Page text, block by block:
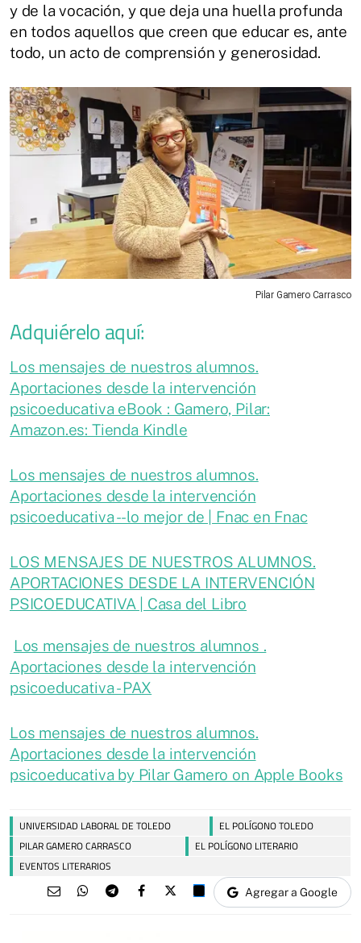
y de la vocación, y que deja una huella profunda
en todos aquellos que creen que educar es, ante
todo, un acto de comprensión y generosidad.
Pilar Gamero Carrasco
Adquiérelo aquí:
Los mensajes de nuestros alumnos.
Aportaciones desde la intervención
psicoeducativa eBook : Gamero, Pilar:
Amazon.es: Tienda Kindle
Los mensajes de nuestros alumnos.
Aportaciones desde la intervención
psicoeducativa - -lo mejor de | Fnac en Fnac
LOS MENSAJES DE NUESTROS ALUMNOS.
APORTACIONES DESDE LA INTERVENCIÓN
PSICOEDUCATIVA | Casa del Libro
Los mensajes de nuestros alumnos .
Aportaciones desde la intervención
psicoeducativa - PAX
Los mensajes de nuestros alumnos.
Aportaciones desde la intervención
psicoeducativa by Pilar Gamero on Apple Books
UNIVERSIDAD LABORAL DE TOLEDO
EL POLÍGONO TOLEDO
PILAR GAMERO CARRASCO
EL POLÍGONO LITERARIO
EVENTOS LITERARIOS
Agregar a Google